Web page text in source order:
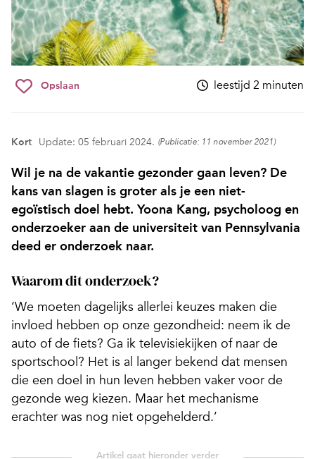
Opslaan leestijd 2 minuten
Kort Update: 05 februari 2024. (Publicatie: 11 november 2021)
Wil je na de vakantie gezonder gaan leven? De
kans van slagen is groter als je een niet-
egoïstisch doel hebt. Yoona Kang, psycholoog en
onderzoeker aan de universiteit van Pennsylvania
deed er onderzoek naar.
Waarom dit onderzoek?
‘We moeten dagelijks allerlei keuzes maken die
invloed hebben op onze gezondheid: neem ik de
auto of de fiets? Ga ik televisiekijken of naar de
sportschool? Het is al langer bekend dat mensen
die een doel in hun leven hebben vaker voor de
gezonde weg kiezen. Maar het mechanisme
erachter was nog niet opgehelderd.’